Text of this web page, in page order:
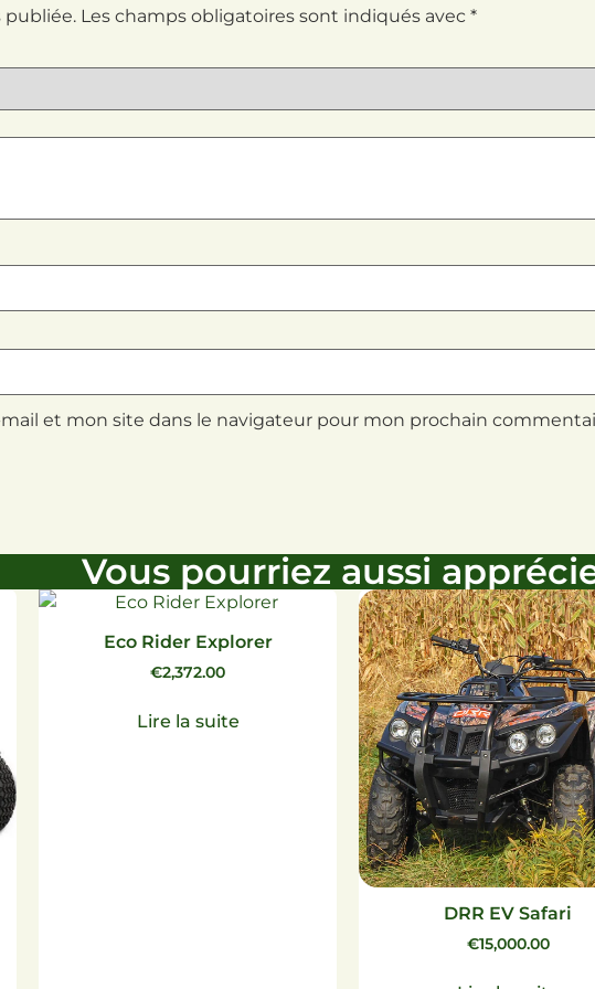
publiée. Les champs obligatoires sont indiqués avec *
et mon site dans le navigateur pour mon prochain
Vous pourriez aussi
Eco Rider Explorer
€2,372.00
Lire la suite
DRR EV Safari
€15,000.00